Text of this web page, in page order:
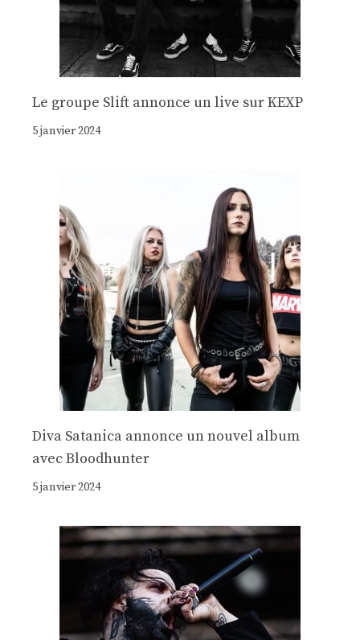
Le groupe Slift annonce un live sur KEXP
5 janvier 2024
Diva Satanica annonce un nouvel album
avec Bloodhunter
5 janvier 2024